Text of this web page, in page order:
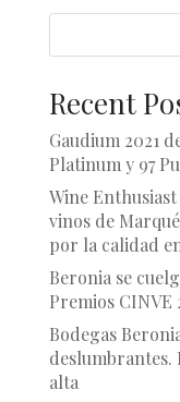
Recent
Gaudium 2021
Platinum y 97
Wine
vinos de
por la calidad
Beronia se
Premios CINVE
Bodegas
deslumbrantes.
alta